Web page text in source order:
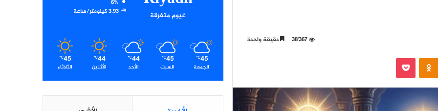
38٬367 دقيقة واحدة
غيوم متفرقة
6%
3.93 كيلومتر/ساعة
45
℃
الجمعة
45
℃
السبت
44
℃
الأحد
44
℃
الأثنين
45
℃
الثلاثاء